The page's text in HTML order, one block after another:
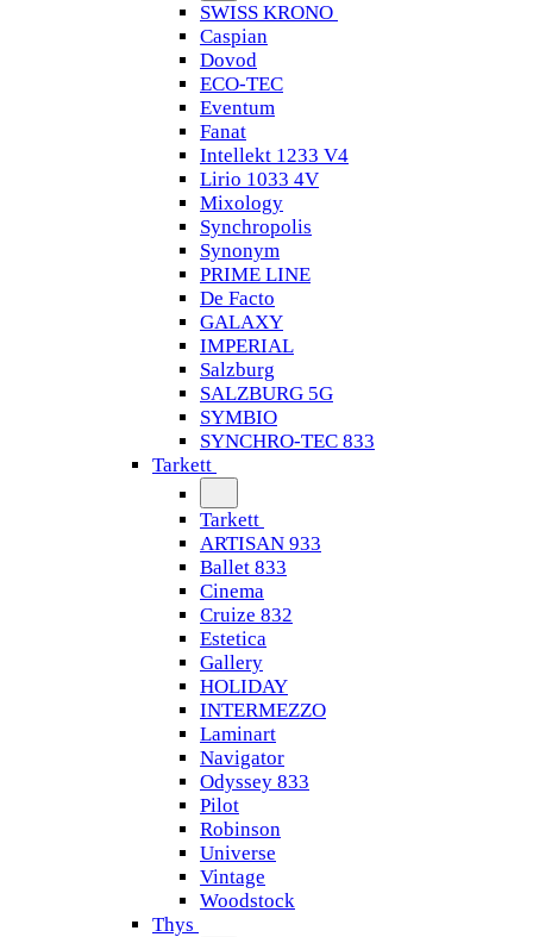
SWISS KRONO
Caspian
Dovod
ECO-TEC
Eventum
Fanat
Intellekt 1233 V4
Lirio 1033 4V
Mixology
Synchropolis
Synonym
PRIME LINE
De Facto
GALAXY
IMPERIAL
Salzburg
SALZBURG 5G
SYMBIO
SYNCHRO-TEC 833
Tarkett
Tarkett
ARTISAN 933
Ballet 833
Cinema
Cruize 832
Estetica
Gallery
HOLIDAY
INTERMEZZO
Laminart
Navigator
Odyssey 833
Pilot
Robinson
Universe
Vintage
Woodstock
Thys